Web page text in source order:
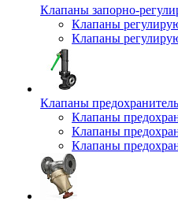
Клапаны запорно-
Клапаны
Клапаны
Клапаны
Клапаны
Клапаны
Клапаны